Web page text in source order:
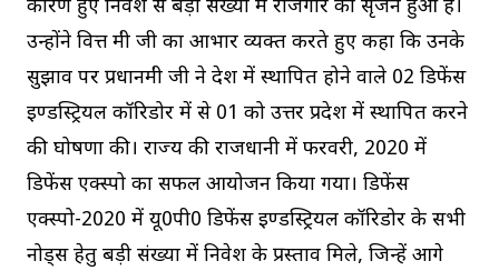
कारण हुए निवेश से बड़ी संख्या में रोजगार का सृजन हुआ है।
उन्होंने वित्त मंत्री जी का आभार व्यक्त करते हुए कहा कि उनके
सुझाव पर प्रधानमंत्री जी ने देश में स्थापित होने वाले 02 डिफेंस
इण्डस्ट्रियल कॉरिडोर में से 01 को उत्तर प्रदेश में स्थापित करने
की घोषणा की। राज्य की राजधानी में फरवरी, 2020 में
डिफेंस एक्स्पो का सफल आयोजन किया गया। डिफेंस
एक्स्पो-2020 में यू0पी0 डिफेंस इण्डस्ट्रियल कॉरिडोर के सभी
नोड्स हेतु बड़ी संख्या में निवेश के प्रस्ताव मिले, जिन्हें आगे